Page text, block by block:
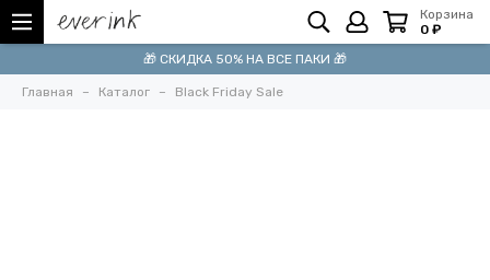
Корзина
0 ₽
🎁 СКИДКА 50% НА ВСЕ ПАКИ 🎁
Главная Каталог Black Friday Sale